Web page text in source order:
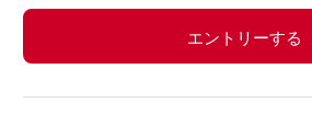
エントリーする